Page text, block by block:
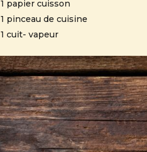
1 papier cuisson
1 pinceau de cuisine
1 cuit- vapeur